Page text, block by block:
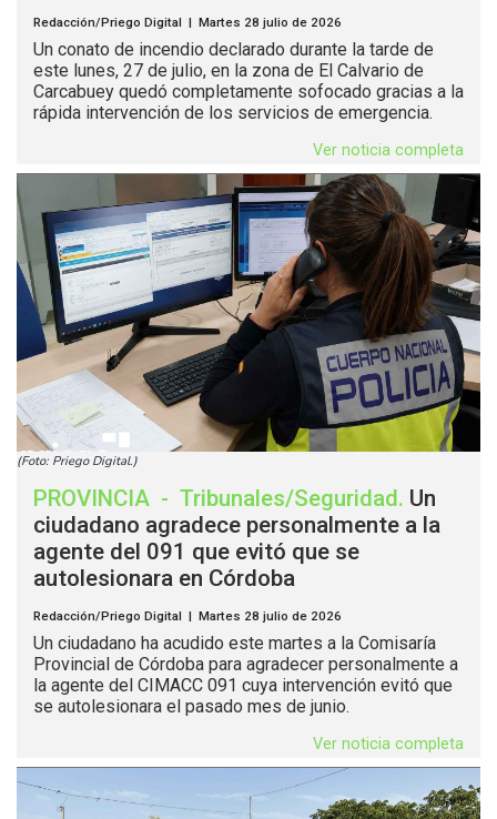
Redacción/Priego Digital | Martes 28 julio de 2026
Un conato de incendio declarado durante la tarde de
este lunes, 27 de julio, en la zona de El Calvario de
Carcabuey quedó completamente sofocado gracias a la
rápida intervención de los servicios de emergencia.
Ver noticia completa
(Foto: Priego Digital.)
PROVINCIA - Tribunales/Seguridad. Un
ciudadano agradece personalmente a la
agente del 091 que evitó que se
autolesionara en Córdoba
Redacción/Priego Digital | Martes 28 julio de 2026
Un ciudadano ha acudido este martes a la Comisaría
Provincial de Córdoba para agradecer personalmente a
la agente del CIMACC 091 cuya intervención evitó que
se autolesionara el pasado mes de junio.
Ver noticia completa